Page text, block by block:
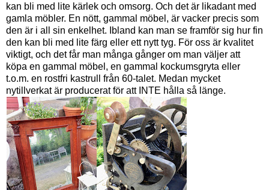
kan bli med lite kärlek och omsorg. Och det är likadant med
gamla möbler. En nött, gammal möbel, är vacker precis som
den är i all sin enkelhet. Ibland kan man se framför sig hur fin
den kan bli med lite färg eller ett nytt tyg. För oss är kvalitet
viktigt, och det får man många gånger om man väljer att
köpa en gammal möbel, en gammal kockumsgryta eller
t.o.m. en rostfri kastrull från 60-talet. Medan mycket
nytillverkat är producerat för att INTE hålla så länge.